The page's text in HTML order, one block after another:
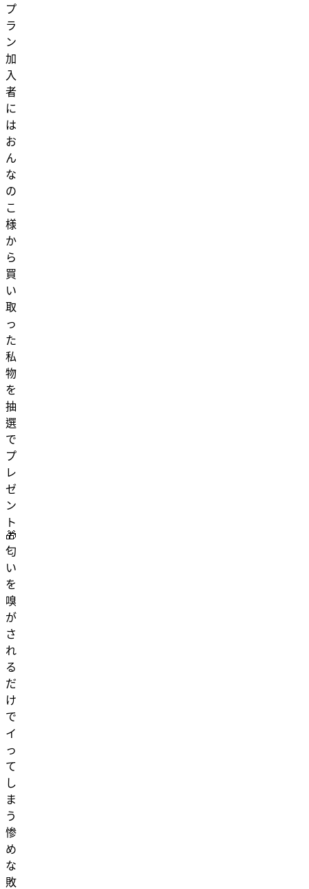
プ
ラ
ン
加
入
者
に
は
お
ん
な
の
こ
様
か
ら
買
い
取
っ
た
私
物
を
抽
選
で
プ
レ
ゼ
ン
ト
🎁
匂
い
を
嗅
が
さ
れ
る
だ
け
で
イ
っ
て
し
ま
う
惨
め
な
敗